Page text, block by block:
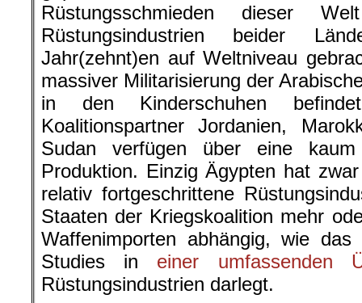
Rüstungsschmieden dieser
Rüstungsindustrien beider
Jahr(zehnt)en auf Weltniveau
massiver Militarisierung der
in den Kinderschuhen
Koalitionspartner Jordanien,
Sudan verfügen über eine kaum
Produktion. Einzig Ägypten hat
relativ fortgeschrittene
Staaten der Kriegskoalition mehr
Waffenimporten abhängig, wie
Studies in einer umfassenden
Rüstungsindustrien darlegt.